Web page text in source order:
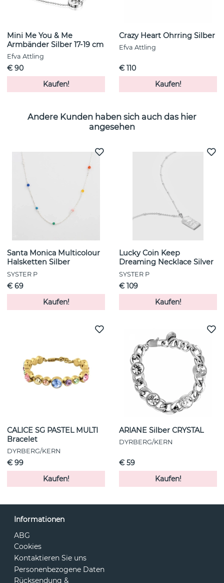
Mini Me You & Me
Armbänder Silber 17-19 cm
Efva Attling
€ 90
Kaufen!
Crazy Heart Ohrring Silber
Efva Attling
€ 110
Kaufen!
Andere Kunden haben sich auch das hier
angesehen
Santa Monica Multicolour
Halsketten Silber
SYSTER P
€ 69
Kaufen!
Lucky Coin Keep
Dreaming Necklace Silver
SYSTER P
€ 109
Kaufen!
CALICE SG PASTEL MULTI
Bracelet
DYRBERG/KERN
€ 99
Kaufen!
ARIANE Silber CRYSTAL
DYRBERG/KERN
€ 59
Kaufen!
Informationen
ABG
Cookies
Kontaktieren Sie uns
Personenbezogene Daten
Rücksendung &